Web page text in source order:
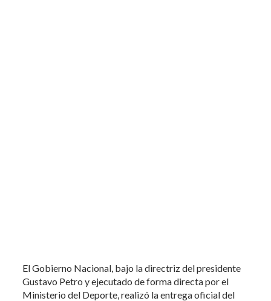
El Gobierno Nacional, bajo la directriz del presidente
Gustavo Petro y ejecutado de forma directa por el
Ministerio del Deporte, realizó la entrega oficial del